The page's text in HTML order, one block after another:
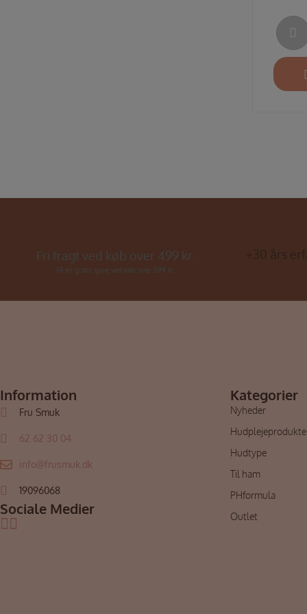
Fri fragt ved køb over 499 kr.
Få en gratis gave ved køb over 599 kr.
+30 års
Information
Fru Smuk
62 62 30 04
info@frusmuk.dk
19096068
Sociale Medier
Kategorier
Nyheder
Hudtype
Til ham
PHformula
Outlet